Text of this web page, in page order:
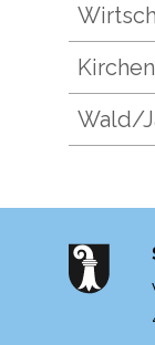
Kirchen
Wald/